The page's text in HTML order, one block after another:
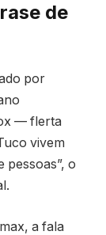
de
por
— flerta
vivem
pessoas”, o
a fala